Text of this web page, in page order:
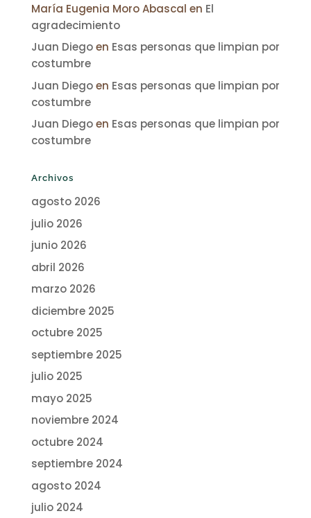
María Eugenia Moro Abascal en El
agradecimiento
Juan Diegoen Esas personas que limpian por
costumbre
Juan Diegoen Esas personas que limpian por
costumbre
Juan Diegoen Esas personas que limpian por
costumbre
Archivos
agosto 2026
julio 2026
junio 2026
abril 2026
marzo 2026
diciembre 2025
octubre 2025
septiembre 2025
julio 2025
mayo 2025
noviembre 2024
octubre 2024
septiembre 2024
agosto 2024
julio 2024